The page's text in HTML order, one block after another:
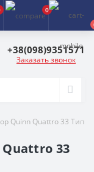
0
+38(098)9351571
Заказать звонок
Quinn Quattro 33 Тип
33